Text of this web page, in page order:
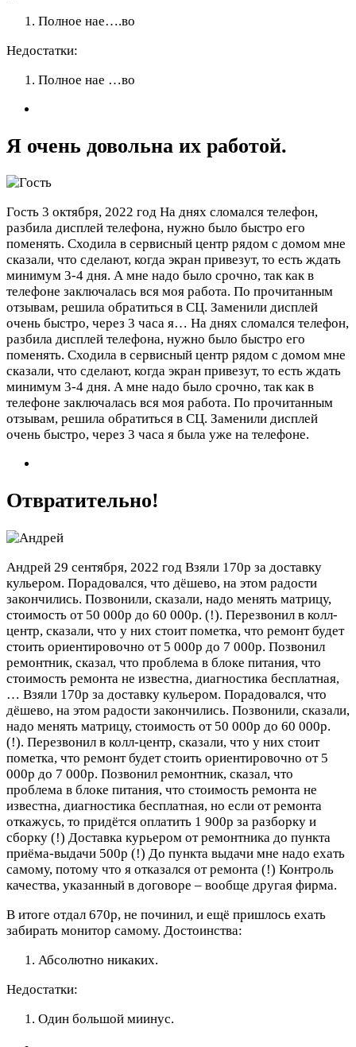
Полное нае….во
Недостатки:
Полное нае …во
Я очень довольна их работой.
Гость 3 октября, 2022 год На днях сломался телефон,
разбила дисплей телефона, нужно было быстро его
поменять. Сходила в сервисный центр рядом с домом мне
сказали, что сделают, когда экран привезут, то есть ждать
минимум 3-4 дня. А мне надо было срочно, так как в
телефоне заключалась вся моя работа. По прочитанным
отзывам, решила обратиться в СЦ. Заменили дисплей
очень быстро, через 3 часа я… На днях сломался телефон,
разбила дисплей телефона, нужно было быстро его
поменять. Сходила в сервисный центр рядом с домом мне
сказали, что сделают, когда экран привезут, то есть ждать
минимум 3-4 дня. А мне надо было срочно, так как в
телефоне заключалась вся моя работа. По прочитанным
отзывам, решила обратиться в СЦ. Заменили дисплей
очень быстро, через 3 часа я была уже на телефоне.
Отвратительно!
Андрей 29 сентября, 2022 год Взяли 170р за доставку
кульером. Порадовался, что дёшево, на этом радости
закончились. Позвонили, сказали, надо менять матрицу,
стоимость от 50 000р до 60 000р. (!). Перезвонил в колл-
центр, сказали, что у них стоит пометка, что ремонт будет
стоить ориентировочно от 5 000р до 7 000р. Позвонил
ремонтник, сказал, что проблема в блоке питания, что
стоимость ремонта не известна, диагностика бесплатная,
… Взяли 170р за доставку кульером. Порадовался, что
дёшево, на этом радости закончились. Позвонили, сказали,
надо менять матрицу, стоимость от 50 000р до 60 000р.
(!). Перезвонил в колл-центр, сказали, что у них стоит
пометка, что ремонт будет стоить ориентировочно от 5
000р до 7 000р. Позвонил ремонтник, сказал, что
проблема в блоке питания, что стоимость ремонта не
известна, диагностика бесплатная, но если от ремонта
откажусь, то придётся оплатить 1 900р за разборку и
сборку (!) Доставка курьером от ремонтника до пункта
приёма-выдачи 500р (!) До пункта выдачи мне надо ехать
самому, потому что я отказался от ремонта (!) Контроль
качества, указанный в договоре – вообще другая фирма.
В итоге отдал 670р, не починил, и ещё пришлось ехать
забирать монитор самому. Достоинства:
Абсолютно никаких.
Недостатки:
Один большой миинус.